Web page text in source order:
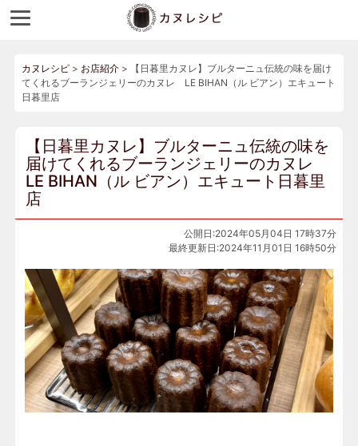
カヌレシピ> お店紹介>
【日暮里カヌレ】ブルターニュ伝統の味を届け
てくれるブーランジェリーのカヌレ LE BIHAN（ル ビアン）エキュート
日暮里店
【日暮里カヌレ】ブルターニュ伝統の味を
届けてくれるブーランジェリーのカヌレ
LE BIHAN（ル ビアン）エキュート日暮里
店
公開日:2024年05月04日 17時37分
最終更新日:2024年11月01日 16時50分